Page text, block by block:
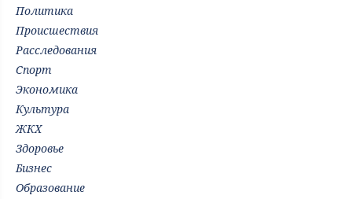
Политика
Происшествия
Расследования
Спорт
Экономика
Культура
ЖКХ
Здоровье
Бизнес
Образование